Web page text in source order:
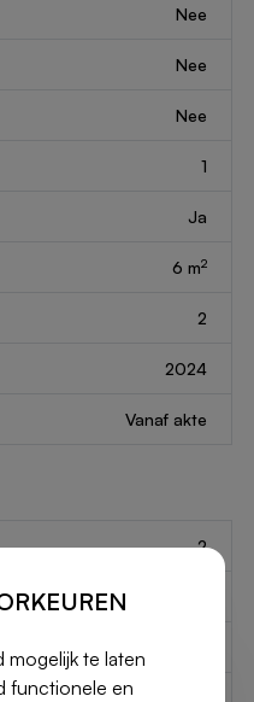
Nee
Nee
Nee
1
Ja
6 m2
2
2024
Vanaf akte
2
te laten
functionele en